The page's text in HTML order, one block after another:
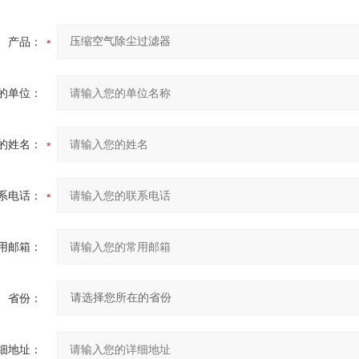
。气体加工
产品：
单位：
姓名：
电话：
邮箱：
省份：
地址：